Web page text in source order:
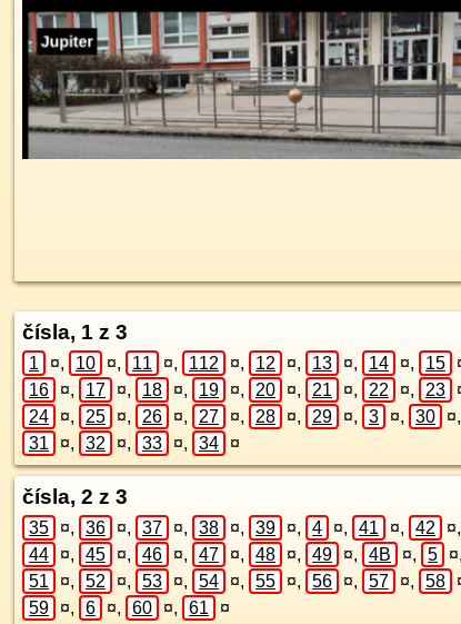
čísla, 1 z 3
1 ¤, 10 ¤, 11 ¤, 112 ¤, 12 ¤, 13 ¤, 14 ¤, 15
16
¤, 17 ¤, 18 ¤, 19 ¤, 20 ¤, 21 ¤, 22 ¤, 23
24
¤, 25 ¤, 26 ¤, 27 ¤, 28 ¤, 29 ¤, 3 ¤, 30 ¤,
31
¤, 32 ¤, 33 ¤, 34 ¤
čísla, 2 z 3
35 ¤, 36 ¤, 37 ¤, 38 ¤, 39 ¤, 4 ¤, 41 ¤, 42 ¤,
44
¤, 45 ¤, 46 ¤, 47 ¤, 48 ¤, 49 ¤, 4B ¤, 5 ¤,
51
¤, 52 ¤, 53 ¤, 54 ¤, 55 ¤, 56 ¤, 57 ¤, 58
59
¤, 6 ¤, 60 ¤, 61 ¤